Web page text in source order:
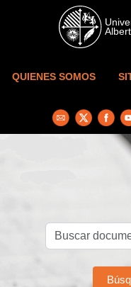
Skip to main content
QUIENES SOMOS